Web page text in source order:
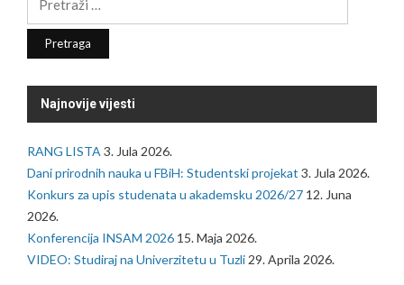
Najnovije vijesti
RANG LISTA 3. Jula 2026.
Dani prirodnih nauka u FBiH: Studentski projekat 3. Jula 2026.
Konkurs za upis studenata u akademsku 2026/27 12. Juna
2026.
Konferencija INSAM 2026 15. Maja 2026.
VIDEO: Studiraj na Univerzitetu u Tuzli 29. Aprila 2026.